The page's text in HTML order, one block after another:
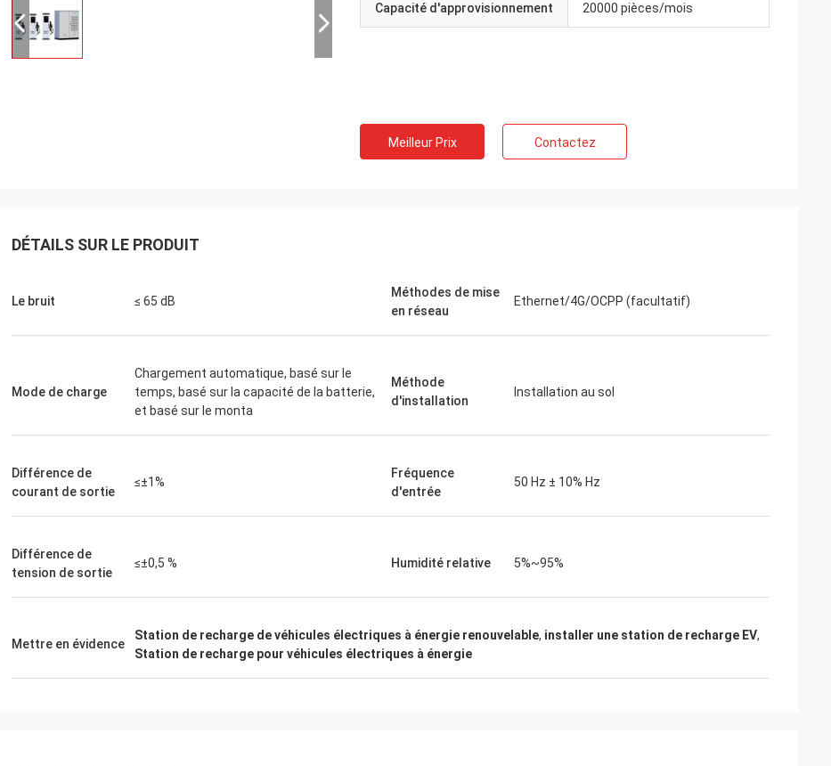
exécutée avec précision et expédiée à
système de contrôle est plus robuste.
logistique et la performance solide de ces
problème de bout en bout.
grandes marques que nous avons
Exceptionnel pour les applications
fournisseur précédent. Sa stabilité a
fréquents. Une valeur exceptionnelle et un
Capacité d'approvisionnement 20000 pièces/mois
Meilleur Prix Contactez
DÉTAILS SUR LE PRODUIT
Le bruit ≤ 65 dB
Méthodes de mise
en réseau
Ethernet/4G/OCPP (facultatif)
Mode de charge
Chargement automatique, basé sur le
temps, basé sur la capacité de la batterie,
et basé sur le monta
Méthode
d'installation
Installation au sol
Différence de
courant de sortie
≤±1%
Fréquence
d'entrée
50 Hz ± 10% Hz
Différence de
tension de sortie
≤±0,5 % Humidité relative 5%~95%
Mettre en évidence
Station de recharge de véhicules électriques à énergie renouvelable, installer une station de recharge EV,
Station de recharge pour véhicules électriques à énergie